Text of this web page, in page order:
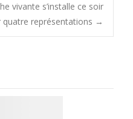
vivante s’installe ce soir
quatre représentations →